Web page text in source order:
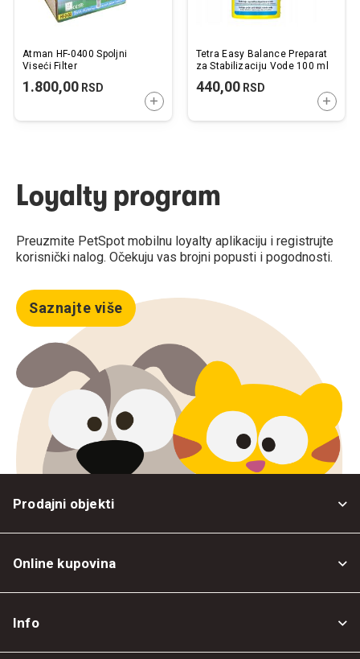
Atman HF-0400 Spoljni
Viseći Filter
1.800,00 RSD
DODAJTE U KORPU
Tetra Easy Balance Preparat
za Stabilizaciju Vode 100 ml
440,00RSD
Loyalty program
Preuzmite PetSpot mobilnu loyalty aplikaciju i registrujte
korisnički nalog. Očekuju vas brojni popusti i pogodnosti.
Saznajte više
Prodajni objekti
Online kupovina
Info